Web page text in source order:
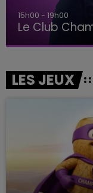
15h00 - 19h00
Le Club
LES JEUX